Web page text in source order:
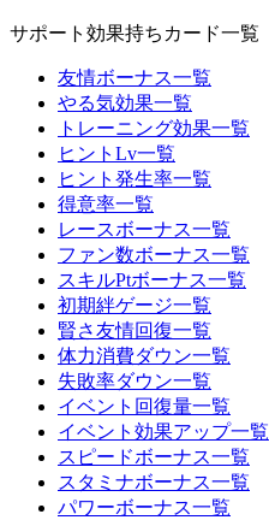
サポート効果持ちカード一覧
友情ボーナス一覧
やる気効果一覧
トレーニング効果一覧
ヒントLv一覧
ヒント発生率一覧
得意率一覧
レースボーナス一覧
ファン数ボーナス一覧
スキルPtボーナス一覧
初期絆ゲージ一覧
賢さ友情回復一覧
体力消費ダウン一覧
失敗率ダウン一覧
イベント回復量一覧
イベント効果アップ一覧
スピードボーナス一覧
スタミナボーナス一覧
パワーボーナス一覧